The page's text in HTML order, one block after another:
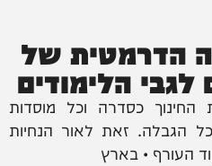
הדרמטית של
לגבי הלימודים
כסדרה וכל מוסדות
הגבלה. זאת לאור הנחיות
העורף • בארץ